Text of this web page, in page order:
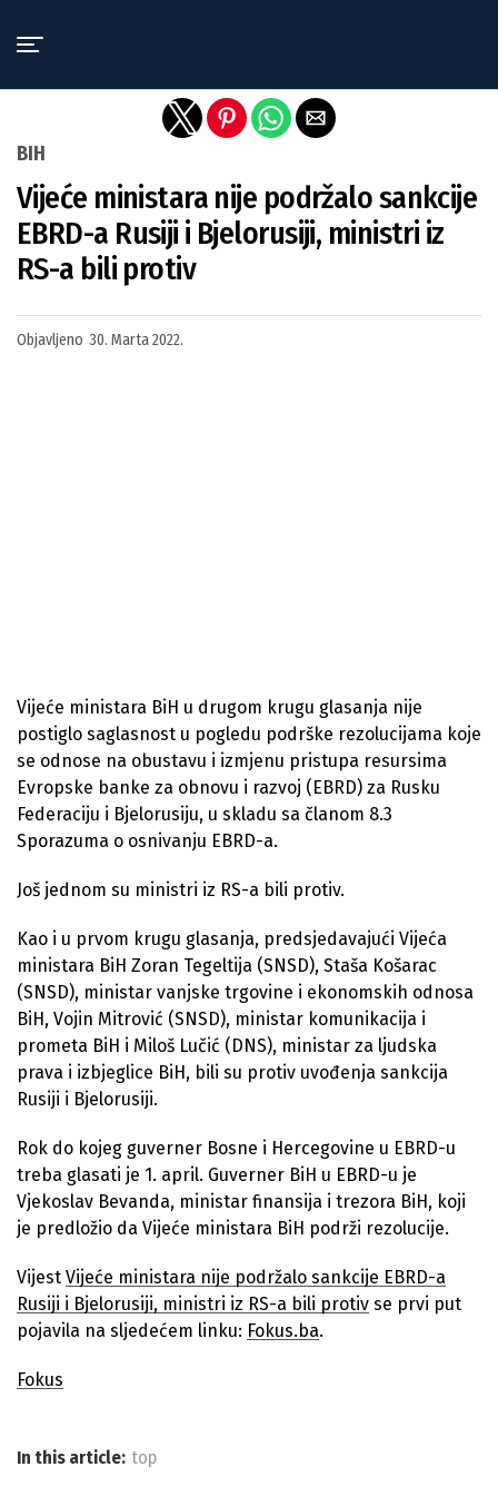
BIH
Vijeće ministara nije podržalo sankcije
EBRD-a Rusiji i Bjelorusiji, ministri iz
RS-a bili protiv
Objavljeno 30. Marta 2022.
Vijeće ministara BiH u drugom krugu glasanja nije
postiglo saglasnost u pogledu podrške rezolucijama koje
se odnose na obustavu i izmjenu pristupa resursima
Evropske banke za obnovu i razvoj (EBRD) za Rusku
Federaciju i Bjelorusiju, u skladu sa članom 8.3
Sporazuma o osnivanju EBRD-a.
Još jednom su ministri iz RS-a bili protiv.
Kao i u prvom krugu glasanja, predsjedavajući Vijeća
ministara BiH Zoran Tegeltija (SNSD), Staša Košarac
(SNSD), ministar vanjske trgovine i ekonomskih odnosa
BiH, Vojin Mitrović (SNSD), ministar komunikacija i
prometa BiH i Miloš Lučić (DNS), ministar za ljudska
prava i izbjeglice BiH, bili su protiv uvođenja sankcija
Rusiji i Bjelorusiji.
Rok do kojeg guverner Bosne i Hercegovine u EBRD-u
treba glasati je 1. april. Guverner BiH u EBRD-u je
Vjekoslav Bevanda, ministar finansija i trezora BiH, koji
je predložio da Vijeće ministara BiH podrži rezolucije.
Vijest Vijeće ministara nije podržalo sankcije EBRD-a
Rusiji i Bjelorusiji, ministri iz RS-a bili protiv se prvi put
pojavila na sljedećem linku: Fokus.ba.
Fokus
In this article: top